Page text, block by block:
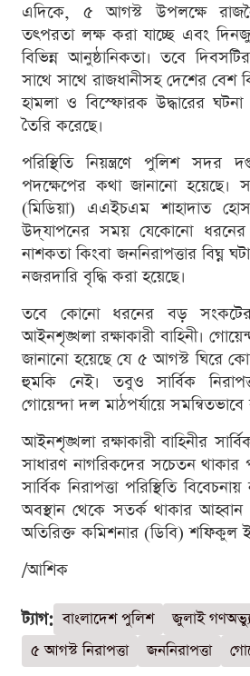
এদিকে, ৫ আগস্ট উপলক্ষে
তৎপরতা লক্ষ করা যাচ্ছে এবং
বিভিন্ন আনুষ্ঠানিকতা। তবে
সাথে সাথে রাজধানীসহ দেশের বেশ
হামলা ও বিস্ফোরক উদ্ধারের
তৈরি করেছে।
পরিস্থিতি নিয়ন্ত্রণে পুলিশ সদর
পদক্ষেপের কথা জানানো
(মিডিয়া) এএইচএম শাহাদাত
উদ্‌যাপনের সময় যেকোনো ধরনের
নাশকতা কিংবা জননিরাপত্তার বিঘ্ন
নজরদারি বৃদ্ধি করা হয়েছে।
তবে কোনো ধরনের বড়
আইনশৃঙ্খলা রক্ষাকারী বাহিনী।
জানানো হয়েছে যে ৫ আগস্ট ঘিরে
হুমকি নেই। তবুও সার্বিক
গোয়েন্দা দল মাঠপর্যায়ে
আইনশৃঙ্খলা রক্ষাকারী বাহিনীর
সাধারণ নাগরিকদের সচেতন থাকার
সার্বিক নিরাপত্তা পরিস্থিতি
অবস্থান থেকে সতর্ক থাকার আহ্বান
অতিরিক্ত কমিশনার (ডিবি) শফিকুল
/আশিক
ট্যাগ: বাংলাদেশ পুলিশ
জুলাই
৫ আগস্ট নিরাপত্তা
জননিরাপত্তা